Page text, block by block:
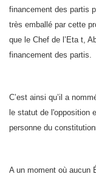
financement des partis
très emballé par cette
que le Chef de l’Eta t,
financement des partis.
C’est ainsi qu’il a
le statut de l'opposition
personne du
A un moment où aucun